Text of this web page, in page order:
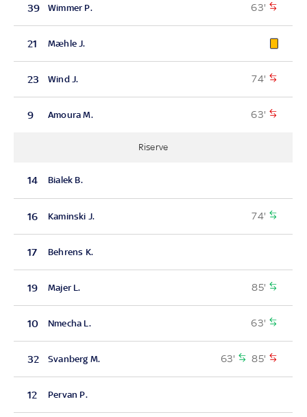
39 Wimmer P. 63'
21 Mæhle J.
23 Wind J. 74'
9 Amoura M. 63'
Riserve
14 Bialek B.
16 Kaminski J. 74'
17 Behrens K.
19 Majer L. 85'
10 Nmecha L. 63'
32 Svanberg M. 63' 85'
12 Pervan P.